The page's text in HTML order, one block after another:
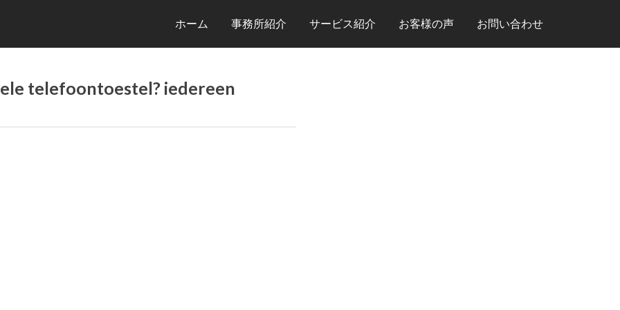
ホーム 事務所紹介 サービス紹介 お客様の声 お問い合わせ
telefoontoestel? iedereen